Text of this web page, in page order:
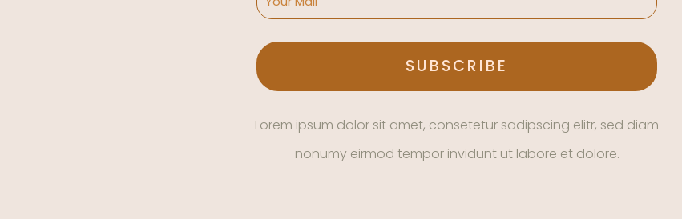
Lorem ipsum dolor sit amet, consetetur sadipscing elitr, sed diam
nonumy eirmod tempor invidunt ut labore et dolore.